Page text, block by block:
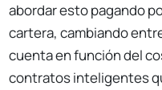
abordar esto pagando
cartera, cambiando
cuenta en función del
contratos inteligentes